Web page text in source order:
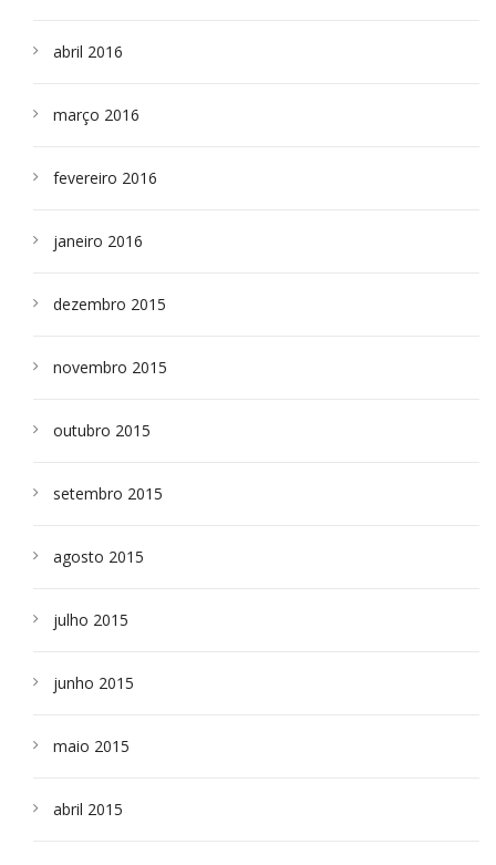
abril 2016
março 2016
fevereiro 2016
janeiro 2016
dezembro 2015
novembro 2015
outubro 2015
setembro 2015
agosto 2015
julho 2015
junho 2015
maio 2015
abril 2015